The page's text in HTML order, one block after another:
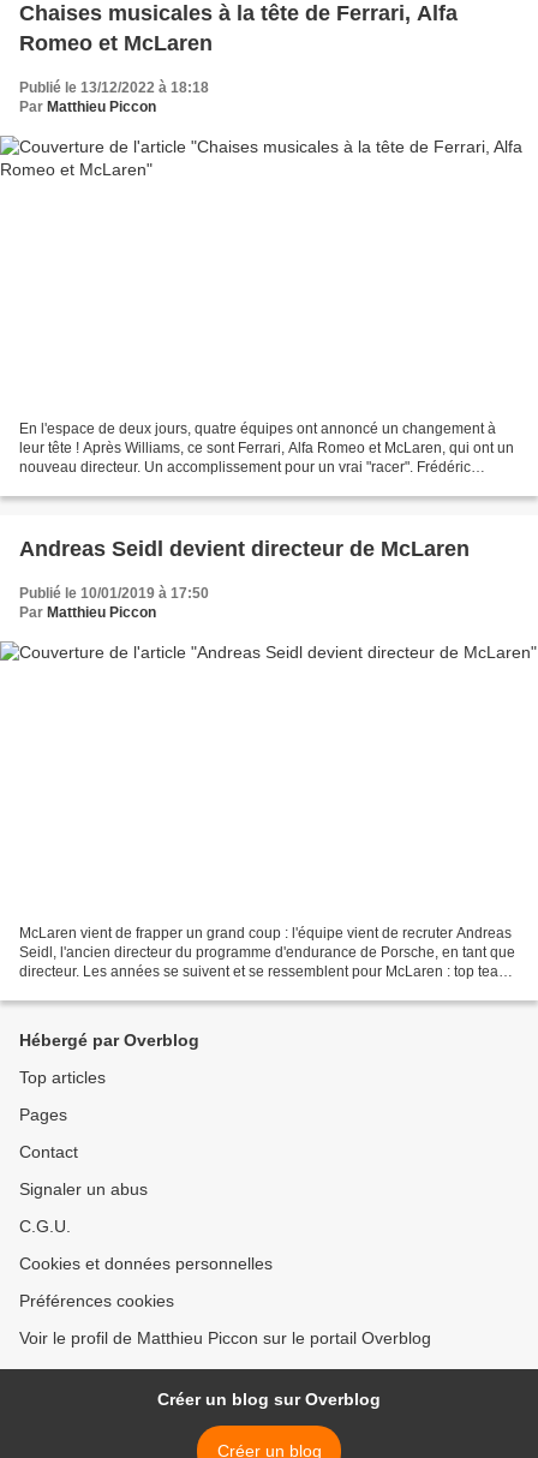
Chaises musicales à la tête de Ferrari, Alfa
Romeo et McLaren
Publié le 13/12/2022 à 18:18
Par Matthieu Piccon
En l'espace de deux jours, quatre équipes ont annoncé un changement à
leur tête ! Après Williams, ce sont Ferrari, Alfa Romeo et McLaren, qui ont un
nouveau directeur. Un accomplissement pour un vrai "racer". Frédéric
Andreas Seidl devient directeur de McLaren
Publié le 10/01/2019 à 17:50
Par Matthieu Piccon
McLaren vient de frapper un grand coup : l'équipe vient de recruter Andreas
Seidl, l'ancien directeur du programme d'endurance de Porsche, en tant que
directeur. Les années se suivent et se ressemblent pour McLaren : top team
Hébergé par Overblog
Top articles
Pages
Contact
Signaler un abus
C.G.U.
Cookies et données personnelles
Préférences cookies
Voir le profil de Matthieu Piccon sur le portail Overblog
Créer un blog sur Overblog
Créer un blog